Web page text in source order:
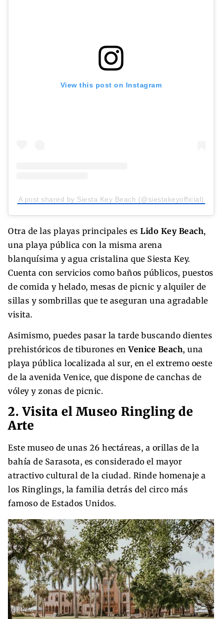
View this post on Instagram
A post shared by Siesta Key Beach (@siestakeyofficial)
Otra de las playas principales es Lido Key Beach,
una playa pública con la misma arena
blanquísima y agua cristalina que Siesta Key.
Cuenta con servicios como baños públicos, puestos
de comida y helado, mesas de picnic y alquiler de
sillas y sombrillas que te aseguran una agradable
visita.
Asimismo, puedes pasar la tarde buscando dientes
prehistóricos de tiburones enVenice Beach, una
playa pública localizada al sur, en el extremo oeste
de la avenida Venice, que dispone de canchas de
vóley y zonas de picnic.
2. Visita el Museo Ringling de
Arte
Este museo de unas 26 hectáreas, a orillas de la
bahía de Sarasota, es considerado el mayor
atractivo cultural de la ciudad. Rinde homenaje a
los Ringlings, la familia detrás del circo más
famoso de Estados Unidos.